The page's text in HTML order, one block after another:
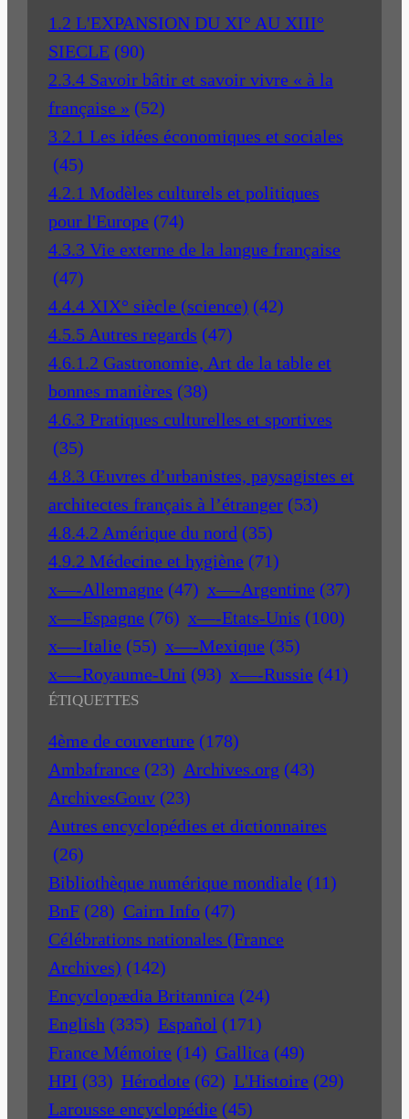
1.2 L'EXPANSION DU XI° AU XIII°
SIECLE (90)
2.3.4 Savoir bâtir et savoir vivre « à la
française » (52)
3.2.1 Les idées économiques et sociales
(45)
4.2.1 Modèles culturels et politiques
pour l'Europe (74)
4.3.3 Vie externe de la langue française
(47)
4.4.4 XIX° siècle (science) (42)
4.5.5 Autres regards (47)
4.6.1.2 Gastronomie, Art de la table et
bonnes manières (38)
4.6.3 Pratiques culturelles et sportives
(35)
4.8.3 Œuvres d’urbanistes, paysagistes et
architectes français à l’étranger (53)
4.8.4.2 Amérique du nord (35)
4.9.2 Médecine et hygiène (71)
x—-Allemagne (47) x—-Argentine (37)
x—-Espagne (76) x—-Etats-Unis (100)
x—-Italie (55) x—-Mexique (35)
x—-Royaume-Uni (93) x—-Russie (41)
ÉTIQUETTES
4ème de couverture (178)
Ambafrance (23) Archives.org (43)
ArchivesGouv (23)
Autres encyclopédies et dictionnaires
(26)
Bibliothèque numérique mondiale (11)
BnF (28) Cairn Info (47)
Célébrations nationales (France
Archives) (142)
Encyclopædia Britannica (24)
English (335) Español (171)
France Mémoire (14) Gallica (49)
HPI (33) Hérodote (62) L'Histoire (29)
Larousse encyclopédie (45)